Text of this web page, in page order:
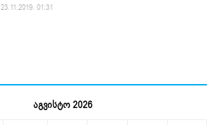
23.11.2019. 01:31
აგვისტო 2026